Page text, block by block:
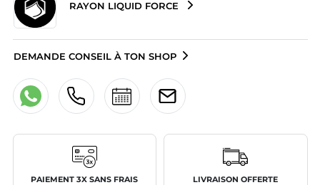
RAYON LIQUID FORCE
DEMANDE CONSEIL À TON SHOP
PAIEMENT 3X SANS FRAIS
LIVRAISON OFFERTE